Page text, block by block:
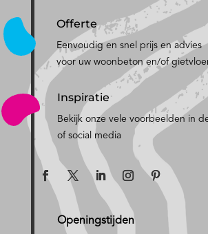
Offerte
Eenvoudig en snel prijs en advies
voor uw woonbeton en/of
Inspiratie
Bekijk onze vele voorbeelden in
of social media
Openingstijden